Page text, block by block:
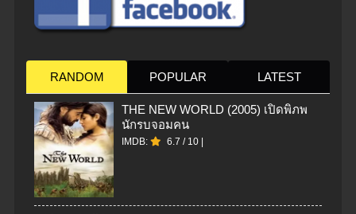
RANDOM POPULAR LATEST
THE NEW WORLD (2005) เปิดพิภพ
นักรบจอมคน
IMDB: 6.7 / 10